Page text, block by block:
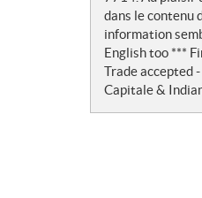
dans le contenu
information
English too ***
Trade accepted
Capitale &